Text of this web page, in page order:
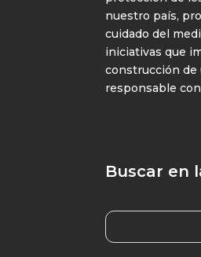
nuestro país,
cuidado del
iniciativas que
construcción de
responsable
Buscar en